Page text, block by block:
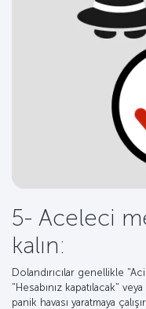
5- Aceleci
kalın:
Dolandırıcılar genellikle
"Hesabınız kapatılacak"
panik havası yaratmaya çalışır.